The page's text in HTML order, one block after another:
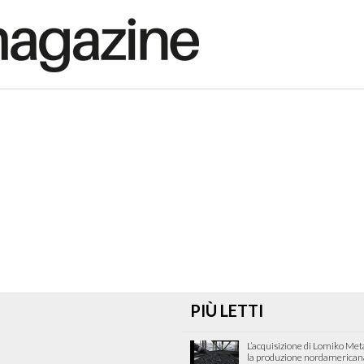
PIÙ LETTI
L’acquisizione di Lomiko
la produzione